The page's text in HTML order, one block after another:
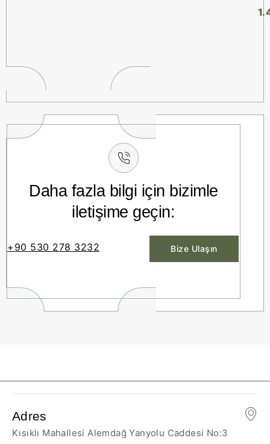
Daha fazla bilgi için bizimle
iletişime geçin:
+90 530 278 3232 Bize Ulaşın
Adres
Kısıklı Mahallesi Alemdağ Yanyolu Caddesi No:3